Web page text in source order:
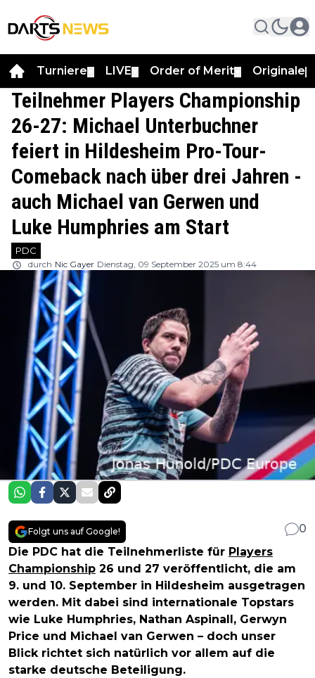
Turniere LIVE Order of Merit Originale
Teilnehmer Players Championship
26-27: Michael Unterbuchner
feiert in Hildesheim Pro-Tour-
Comeback nach über drei Jahren -
auch Michael van Gerwen und
Luke Humphries am Start
PDC
durch Nic Gayer Dienstag, 09 September 2025 um 8:44
Folgt uns auf Google!
0
Die PDC hat die Teilnehmerliste für Players
Championship 26 und 27 veröffentlicht, die am
9. und 10. September in Hildesheim ausgetragen
werden. Mit dabei sind internationale Topstars
wie Luke Humphries, Nathan Aspinall, Gerwyn
Price und Michael van Gerwen – doch unser
Blick richtet sich natürlich vor allem auf die
starke deutsche Beteiligung.